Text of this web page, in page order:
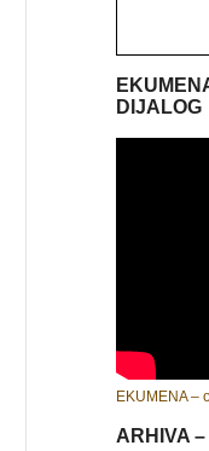
DIJALOG
EKUMENA –
ARHIVA